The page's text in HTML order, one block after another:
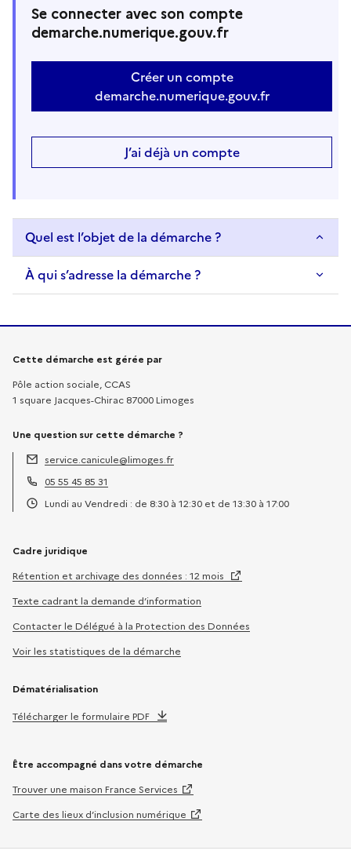
Se connecter avec son compte
demarche.numerique.gouv.fr
Créer un compte
demarche.numerique.gouv.fr
J’ai déjà un compte
Quel est l’objet de la démarche ?
À qui s’adresse la démarche ?
Informations sur la démarche
Cette démarche est gérée par
Pôle action sociale, CCAS
1 square Jacques-Chirac 87000 Limoges
Une question sur cette démarche ?
Adresse électronique :
service.canicule@limoges.fr
Téléphone :
05 55 45 85 31
Lundi au Vendredi : de 8:30 à 12:30 et de 13:30 à 17:00
Cadre juridique
Rétention et archivage des données : 12 mois
Texte cadrant la demande d’information
Contacter le Délégué à la Protection des Données
Voir les statistiques de la démarche
Dématérialisation
Télécharger le formulaire PDF
Être accompagné dans votre démarche
Trouver une maison France Services
Carte des lieux d’inclusion numérique